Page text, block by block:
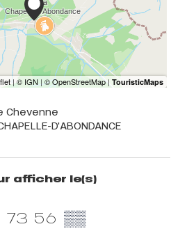
Chevenne
D'ABONDANCE
afficher le(s)
56 ▒▒